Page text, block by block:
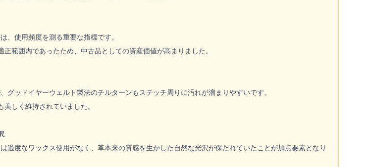
、使用頻度を測る重要な指標です。
範囲内であったため、中古品としての資産価値が高まりました。
グッドイヤーウェルト製法のチルターンもステッチ周りに汚れが溜まりやすいです。
しく維持されていました。
過度なワックス使用がなく、革本来の質感を生かした自然な光沢が保たれていたことが加点要素となり